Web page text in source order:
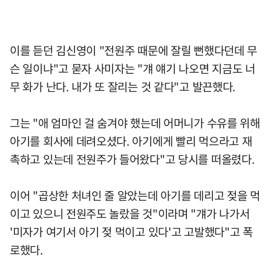
이를 듣던 김신영이 "전원주 때문에 잘릴 뻔했다던데 무
슨 일이냐"고 묻자 사미자는 "걔 얘기 나오면 지금도 너
무 화가 난다. 내가 또 잘리는 것 같다"고 발끈했다.
그는 "애 엄마인 걸 숨겨야 했는데 어머니가 수유를 위해
아기를 회사에 데려오셨다. 아기에게 빨리 먹으라고 재
촉하고 있는데 전원주가 들어왔다"고 당시를 떠올렸다.
이어 "곱상한 처녀인 줄 알았는데 아기를 데리고 젖을 먹
이고 있으니 전원주도 놀랐을 것"이라며 "걔가 나가서
'미자가 여기서 아기 젖 먹이고 있다'고 고발했다"고 폭
로했다.